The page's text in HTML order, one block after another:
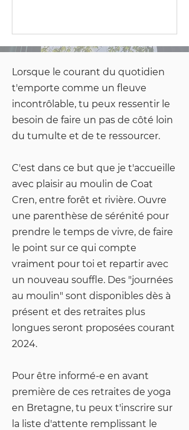
Lorsque le courant du quotidien
t'emporte comme un fleuve
incontrôlable, tu peux ressentir le
besoin de faire un pas de côté loin
du tumulte et de te ressourcer.
C'est dans ce but que je t'accueille
avec plaisir au moulin de Coat
Cren, entre forêt et rivière. Ouvre
une parenthèse de sérénité pour
prendre le temps de vivre, de faire
le point sur ce qui compte
vraiment pour toi et repartir avec
un nouveau souffle. Des "journées
au moulin" sont disponibles dès à
présent et des retraites plus
longues seront proposées courant
2024.
Pour être informé-e en avant
première de ces retraites de yoga
en Bretagne, tu peux t'inscrire sur
la liste d'attente remplissant le